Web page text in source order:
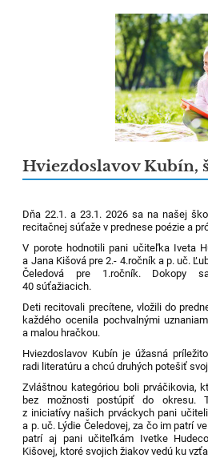
Hviezdoslavov Kubín,
Dňa 22.1. a 23.1. 2026 sa na našej
recitačnej súťaže v prednese poézie a
V porote hodnotili pani učiteľka Iveta
a Jana Kišová pre 2.- 4.ročník a p. uč.
Čeledová pre 1.ročník. Dokopy
40 súťažiacich.
Deti recitovali precítene, vložili do
každého ocenila pochvalnými
a malou hračkou.
Hviezdoslavov Kubín je úžasná
radi literatúru a chcú druhých potešiť
Zvláštnou kategóriou boli prváčikovia,
bez možnosti postúpiť do okresu.
z iniciatívy našich prváckych pani
a p. uč. Lýdie Čeledovej, za čo im patrí
patrí aj pani učiteľkám Ivetke
Kišovej, ktoré svojich žiakov vedú ku